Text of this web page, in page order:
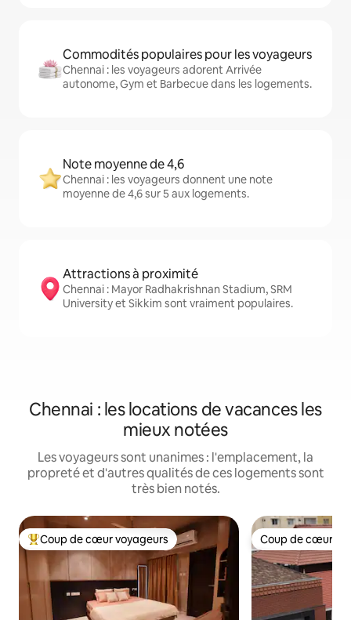
Commodités populaires pour les voyageurs
Chennai : les voyageurs adorent Arrivée
autonome, Gym et Barbecue dans les logements.
Note moyenne de 4,6
Chennai : les voyageurs donnent une note
moyenne de 4,6 sur 5 aux logements.
Attractions à proximité
Chennai : Mayor Radhakrishnan Stadium, SRM
University et Sikkim sont vraiment populaires.
Chennai : les locations de vacances les
mieux notées
Les voyageurs sont unanimes : l'emplacement, la
propreté et d'autres qualités de ces logements sont
très bien notés.
Coup de cœur voyageurs parmi les plus aimés
Coup de cœur voyageurs Coup de cœur
Coup de cœur